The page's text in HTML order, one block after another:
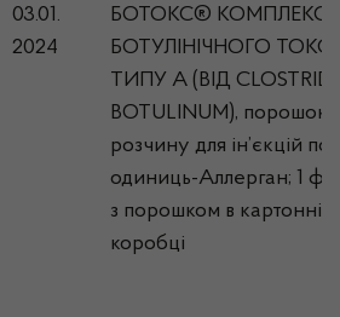
03.01.
2024
БОТОКС® КОМПЛЕКС
БОТУЛІНІЧНОГО
ТИПУ А (ВІД
BOTULINUM), порошок
розчину для ін’єкцій по
одиниць-Аллерган; 1
з порошком в картонній
коробці